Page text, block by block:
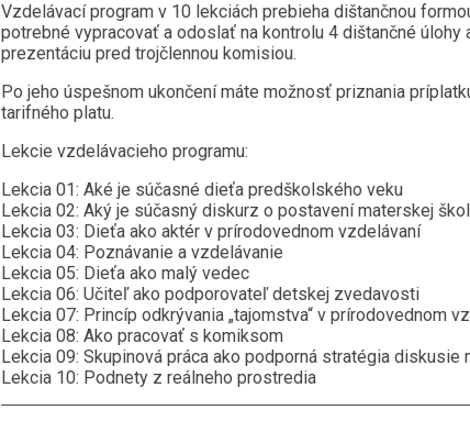
Vzdelávací program v 10 lekciách prebieha dištančnou
potrebné vypracovať a odoslať na kontrolu 4 dištančné úlohy
prezentáciu pred trojčlennou komisiou.
Po jeho úspešnom ukončení máte možnosť priznania
tarifného platu.
Lekcie vzdelávacieho programu:
Lekcia 01: Aké je súčasné dieťa predškolského veku
Lekcia 02: Aký je súčasný diskurz o postavení materskej
Lekcia 03: Dieťa ako aktér v prírodovednom vzdelávaní
Lekcia 04: Poznávanie a vzdelávanie
Lekcia 05: Dieťa ako malý vedec
Lekcia 06: Učiteľ ako podporovateľ detskej zvedavosti
Lekcia 07: Princíp odkrývania „tajomstva“ v prírodovednom
Lekcia 08: Ako pracovať s komiksom
Lekcia 09: Skupinová práca ako podporná stratégia diskusie
Lekcia 10: Podnety z reálneho prostredia